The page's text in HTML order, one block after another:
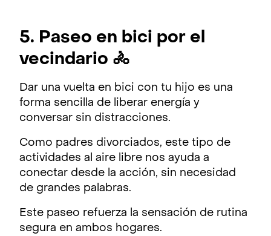
5. Paseo en bici por el
vecindario 🚴
Dar una vuelta en bici con tu hijo es una
forma sencilla de liberar energía y
conversar sin distracciones.
Como padres divorciados, este tipo de
actividades al aire libre nos ayuda a
conectar desde la acción, sin necesidad
de grandes palabras.
Este paseo refuerza la sensación de rutina
segura en ambos hogares.